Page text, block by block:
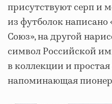
присутствуют серп и
из футболок
Союз», на другой
символ Российской
в коллекции и
напоминающая